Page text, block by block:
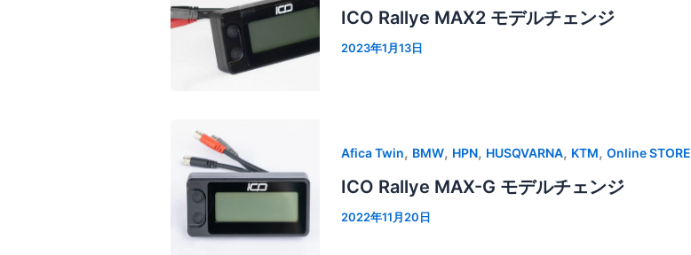
ICO Rallye MAX2 モデルチェンジ
2023年1月13日
Afica Twin, BMW, HPN, HUSQVARNA, KTM, Online STORE
ICO Rallye MAX-G モデルチェンジ
2022年11月20日